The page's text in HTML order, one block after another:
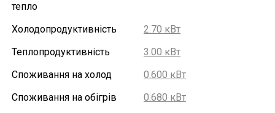
тепло
Холодопродуктивність
2.70 кВт
Теплопродуктивність
3.00 кВт
Споживання на холод
0.600 кВт
Споживання на обігрів
0.680 кВт